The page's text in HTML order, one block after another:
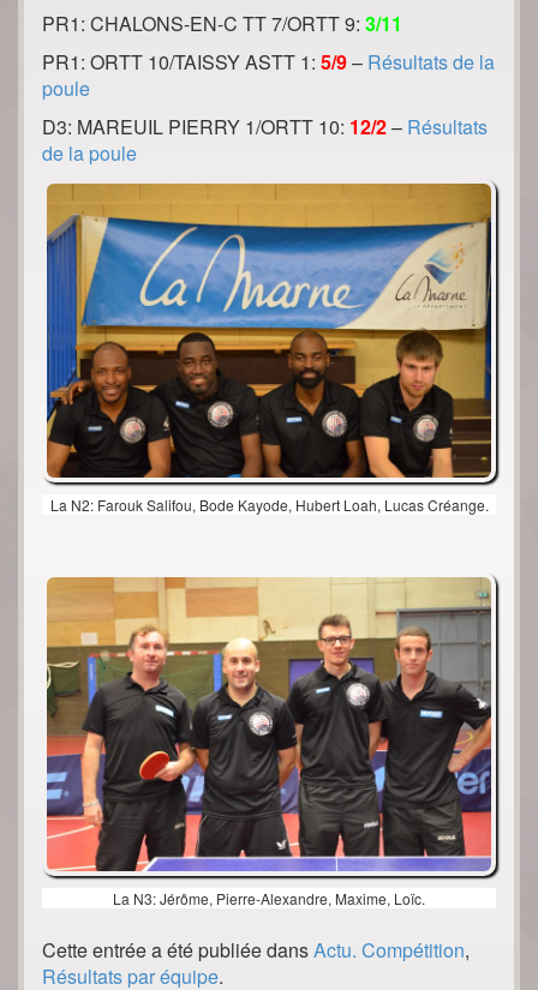
PR1: CHALONS-EN-C TT 7/ORTT 9: 3/11
PR1: ORTT 10/TAISSY ASTT 1: 5/9– Résultats de la
poule
D3: MAREUIL PIERRY 1/ORTT 10: 12/2– Résultats
de la poule
La N2: Farouk Salifou, Bode Kayode, Hubert Loah, Lucas Créange.
La N3: Jérôme, Pierre-Alexandre, Maxime, Loïc.
Cette entrée a été publiée dansActu. Compétition,
Résultats par équipe.